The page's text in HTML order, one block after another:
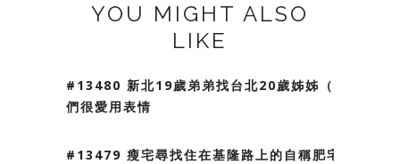
YOU MIGHT ALSO
LIKE
#13480 新北19歲弟弟找台北20歲姊姊（我
們很愛用表情
#13479 瘦宅尋找住在基隆路上的自稱肥宅